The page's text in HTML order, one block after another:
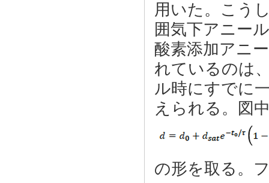
用いた。こう
囲気下アニー
酸素添加アニ
れているのは
ル時にすでに
えられる。図
の形を取る。